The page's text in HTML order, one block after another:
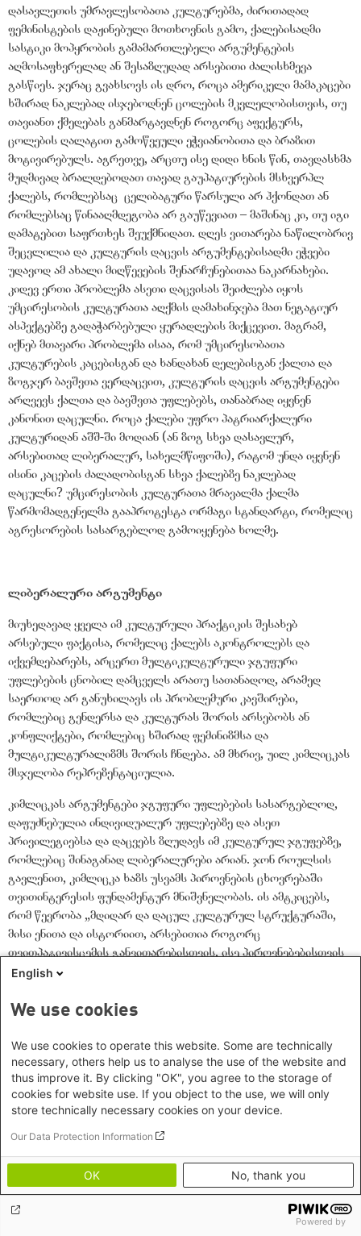
დასავლეთის უმრავლესობათა კულტურებმა, ძირითადად
ფემინისტების დაჟინებული მოთხოვნის გამო, ქალებისადმი
სასტიკი მოპყრობის გამამართლებელი არგუმენტების
აღმოსაფხვრელად ან შესაზღუდად არსებითი ძალისხმევა
გასწიეს. ჯერაც გვახსოვს ის დრო, როცა ამერიკელი მამაკაცები
ხშირად ნაკლებად ისჯებოდნენ ცოლების მკვლელობისთვის, თუ
თავიანთ ქმედებას განმარტავდნენ როგორც აფექტურს,
ცოლების ღალატით გამოწვეული ეჭვიანობითა და ბრაზით
მოტივირებულს. აგრეთვე, არცთუ ისე დიდი ხნის წინ, თავდასხმა
მუდმივად ბრალდებოდათ თავად გაუპატიურების მსხვერპლ
ქალებს, რომლებსაც ცელიბატური წარსული არ ჰქონდათ ან
რომლებსაც წინააღმდეგობა არ გაუწევიათ – მაშინაც კი, თუ იგი
დამატებით საფრთხეს შეუქმნიდათ. დღეს ვითარება ნაწილობრივ
შეცვლილია და კულტურის დაცვის არგუმენტებისადმი ეჭვები
უდავოდ ამ ახალი მიღწევების შენარჩუნებითაა ნაკარნახები.
კიდევ ერთი პრობლემა ასეთი დაცვისას შეიძლება იყოს
უმცირესობის კულტურათა აღქმის დამახინჯება მათ ნეგატიურ
ასპექტებზე გადაჭარბებული ყურადღების მიქცევით. მაგრამ,
იქნებ მთავარი პრობლემა ისაა, რომ უმცირესობათა
კულტურების კაცებისგან და ხანდახან დედებისგან ქალთა და
ზოგჯერ ბავშვთა ვერდაცვით, კულტურის დაცვის არგუმენტები
არღვევს ქალთა და ბავშვთა უფლებებს, თანაბრად იყვნენ
კანონით დაცულნი. როცა ქალები უფრო პატრიარქალური
კულტურიდან აშშ-ში მოდიან (ან ზოგ სხვა დასავლურ,
არსებითად ლიბერალურ, სახელმწიფოში), რატომ უნდა იყვნენ
ისინი კაცების ძალადობისგან სხვა ქალებზე ნაკლებად
დაცულნი? უმცირესობის კულტურათა მრავალმა ქალმა
წარმომადგენელმა გააპროტესტა ორმაგი სტანდარტი, რომელიც
აგრესორების სასარგებლოდ გამოიყენება ხოლმე.
ლიბერალური არგუმენტი
მიუხედავად ყველა იმ კულტურული პრაქტიკის შესახებ
არსებული ფაქტისა, რომელიც ქალებს აკონტროლებს და
იქვემდებარებს, არცერთ მულტიკულტურული ჯგუფური
უფლებების ცნობილ დამცველს არათუ სათანადოდ, არამედ
საერთოდ არ განუხილავს ის პრობლემური კავშირები,
რომლებიც გენდერსა და კულტურას შორის არსებობს ან
კონფლიქტები, რომლებიც ხშირად ფემინიზმსა და
მულტიკულტურალიზმს შორის ჩნდება. ამ მხრივ, უილ კიმლიცკას
მსჯელობა რეპრეზენტაციულია.
კიმლიცკას არგუმენტები ჯგუფური უფლებების სასარგებლოდ,
დაფუძნებულია ინდივიდუალურ უფლებებზე და ასეთ
პრივილეგიებსა და დაცვებს ზღუდავს იმ კულტურულ ჯგუფებზე,
რომლებიც შინაგანად ლიბერალურები არიან. ჯონ როულსის
გავლენით, კიმლიცკა ხაზს უსვამს პიროვნების ცხოვრებაში
თვითინტერესის ფუნდამენტურ მნიშვნელობას. ის ამტკიცებს,
რომ წევრობა „მდიდარ და დაცულ კულტურულ სტრუქტურაში,
მისი ენითა და ისტორიით, არსებითია როგორც
თვითპატივისცემის განვითარებისთვის, ისე პიროვნებებისთვის
კონტექსტის მისაცემად, რომელშიც ისინი განივითარებენ უნარს,
უნდათ, რომ იცხოვრონ. ამგვარად, კულტურულ უმცირესობებს
მათი კულტურები გადაშენების საფრთხის წინაშე დადგება,
კულტურული გადაშენება კი, დიდი ალბათობით, ძირს
გამოუთხრის ჯგუფის წევრების თვითპატივისცემასა და
თავისუფლებას. მოკლედ, განსაკუთრებული უფლებები
უმცირესობებს უმრავლესობასთან თანასწორ პოზიციაში
აყენებს“.
თავისუფლების ღირებულება კიმლიცკას არგუმენტში
მნიშვნელოვან როლს ასრულებს. შედეგად, გარდა კულტურული
მოწყვლადობის იშვიათი გარემოებებისა, ჯგუფმა, რომელიც
English
We use cookies
We use cookies to operate this website. Some are technically
necessary, others help us to analyse the use of the website and
thus improve it. By clicking "OK", you agree to the storage of
cookies for website use. If you object to the use, we will only
store technically necessary cookies on your device.
Our Data Protection Information
OK No, thank you
Powered by